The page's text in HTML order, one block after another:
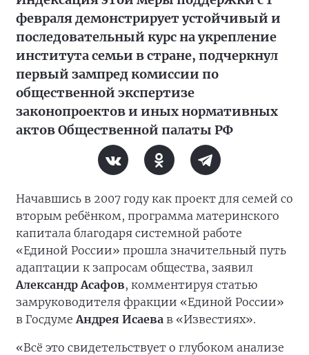
февраля демонстрирует устойчивый и
последовательный курс на укрепление
института семьи в стране, подчеркнул
первый зампред комиссии по
общественной экспертизе
законопроектов и иных нормативных
актов Общественной палаты РФ
Начавшись в 2007 году как проект для семей со
вторым ребёнком, программа материнского
капитала благодаря системной работе
«Единой России» прошла значительный путь
адаптации к запросам общества, заявил
Александр Асафов, комментируя статью
замруководителя фракции «Единой России»
в ГосдумеАндрея Исаева в «Известиях».
«Всё это свидетельствует о глубоком анализе